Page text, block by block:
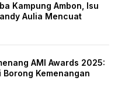
Kampung Ambon, Isu
Aulia Mencuat
AMI Awards 2025:
Kemenangan